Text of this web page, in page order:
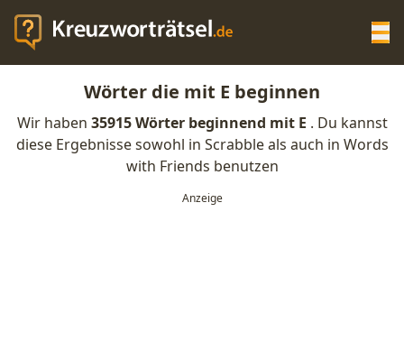
KREUZWORTRÄTSEL-HILFE
SCRABBLE HILFE
Wörter die mit E beginnen
Wir haben 35915 Wörter beginnend mit E . Du kannst
diese Ergebnisse sowohl in Scrabble als auch in Words
with Friends benutzen